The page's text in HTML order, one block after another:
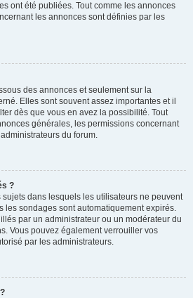
ont été publiées. Tout comme les annonces
les annonces sont définies par les
des annonces et seulement sur la
Elles sont souvent assez importantes et il
dès que vous en avez la possibilité. Tout
générales, les permissions concernant
du forum.
?
dans lesquels les utilisateurs ne peuvent
les sondages sont automatiquement expirés.
par un administrateur ou un modérateur du
Vous pouvez également verrouiller vos
par les administrateurs.